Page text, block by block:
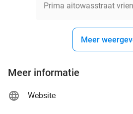
Prima aitowasstraat
Meer
Meer informatie
Website